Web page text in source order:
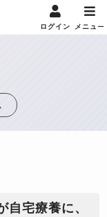
ログイン メニュー
宅療養に、